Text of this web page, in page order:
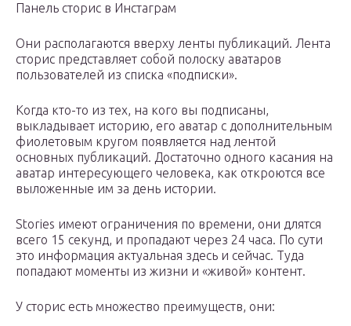
Панель сторис в Инстаграм
Они располагаются вверху ленты публикаций. Лента
сторис представляет собой полоску аватаров
пользователей из списка «подписки».
Когда кто-то из тех, на кого вы подписаны,
выкладывает историю, его аватар с дополнительным
фиолетовым кругом появляется над лентой
основных публикаций. Достаточно одного касания на
аватар интересующего человека, как откроются все
выложенные им за день истории.
Stories имеют ограничения по времени, они длятся
всего 15 секунд, и пропадают через 24 часа. По сути
это информация актуальная здесь и сейчас. Туда
попадают моменты из жизни и «живой» контент.
У сторис есть множество преимуществ, они: